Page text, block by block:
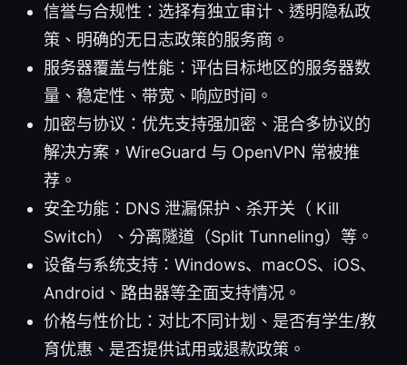
信誉与合规性：选择有独立审计、透明隐私政
策、明确的无日志政策的服务商。
服务器覆盖与性能：评估目标地区的服务器数
量、稳定性、带宽、响应时间。
加密与协议：优先支持强加密、混合多协议的
解决方案，WireGuard 与 OpenVPN 常被推
荐。
安全功能：DNS 泄漏保护、杀开关（ Kill
Switch）、分离隧道（Split Tunneling）等。
设备与系统支持：Windows、macOS、iOS、
Android、路由器等全面支持情况。
价格与性价比：对比不同计划、是否有学生/教
育优惠、是否提供试用或退款政策。